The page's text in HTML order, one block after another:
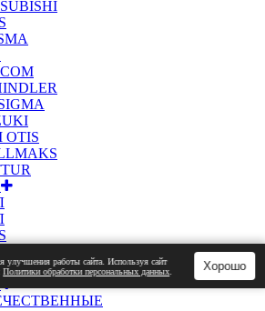
OTIS
работы сайта. Используя сайт
Политики обработки персональных данных Хорошо